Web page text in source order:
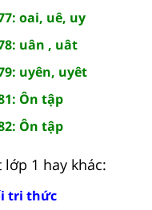
oai, uê, uy
uân , uât
uyên, uyêt
Ôn tập
Ôn tập
1 hay khác:
tri thức